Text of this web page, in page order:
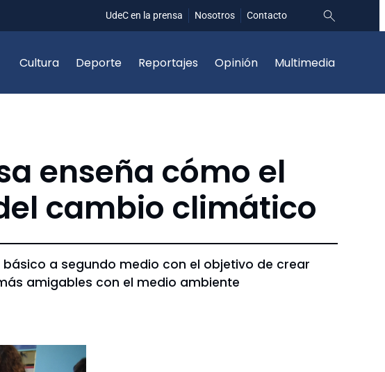
UdeC en la prensa Nosotros Contacto
Cultura Deporte Reportajes Opinión Multimedia
enseña cómo el
cambio climático
a segundo medio con el objetivo de crear
amigables con el medio ambiente